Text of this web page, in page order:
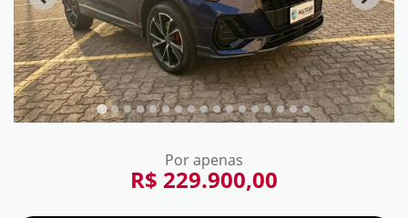
Por apenas
R$ 229.900,00